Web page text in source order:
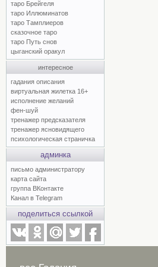
таро Брейгеля
таро Иллюминатов
таро Тамплиеров
сказочное таро
таро Путь снов
цыганский оракул
интересное
гадания описания
виртуальная жилетка 16+
исполнение желаний
фен-шуй
тренажер предсказателя
тренажер ясновидящего
психологическая страничка
админка
письмо администратору
карта сайта
группа ВКонтакте
Канал в Telegram
поделиться ссылкой